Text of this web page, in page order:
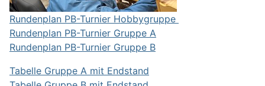
Rundenplan PB-Turnier Hobbygruppe
Rundenplan PB-Turnier Gruppe A
Rundenplan PB-Turnier Gruppe B
Tabelle Gruppe A mit Endstand